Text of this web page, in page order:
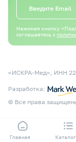
Нажимая кнопку
соглашаетесь с
«ИСКРА-Мед», ИНН
Разработка:
© Все права
Главная Каталог